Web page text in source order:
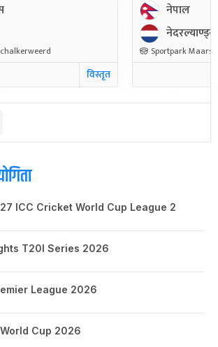
विस्तृत
नेपाल
नेदरल्याण्ड्स
Sportpark
ICC Cricket World Cup League 2
T20I Series 2026
League 2026
Cup 2026